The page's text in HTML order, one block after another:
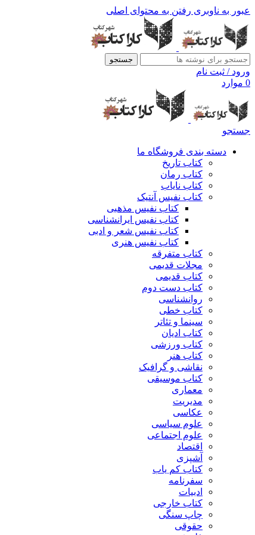
عبور به ناوبری رفتن به محتوای اصلی
جستجو
ورود / ثبت نام
0 موارد
جستجو
دسته بندی فروشگاه ما
کتاب تاریخ
کتاب رمان
کتاب نایاب
کتاب نفیس آنتیک
کتاب نفیس مذهبی
کتاب نفیس ایرانشناسی
کتاب نفیس شعر و ادبی
کتاب نفیس هنری
کتاب متفرقه
مجلات قدیمی
کتاب قدیمی
کتاب دست دوم
روانشناسی
کتاب خطی
سینما و تئاتر
کتاب ادیان
کتاب ورزشی
کتاب هنر
نقاشی و گرافیک
کتاب موسیقی
معماری
مدیریت
عکاسی
علوم سیاسی
علوم اجتماعی
اقتصاد
آشپزی
کتاب کم یاب
سفرنامه
ادبیات
کتاب خارجی
چاپ سنگی
حقوقی